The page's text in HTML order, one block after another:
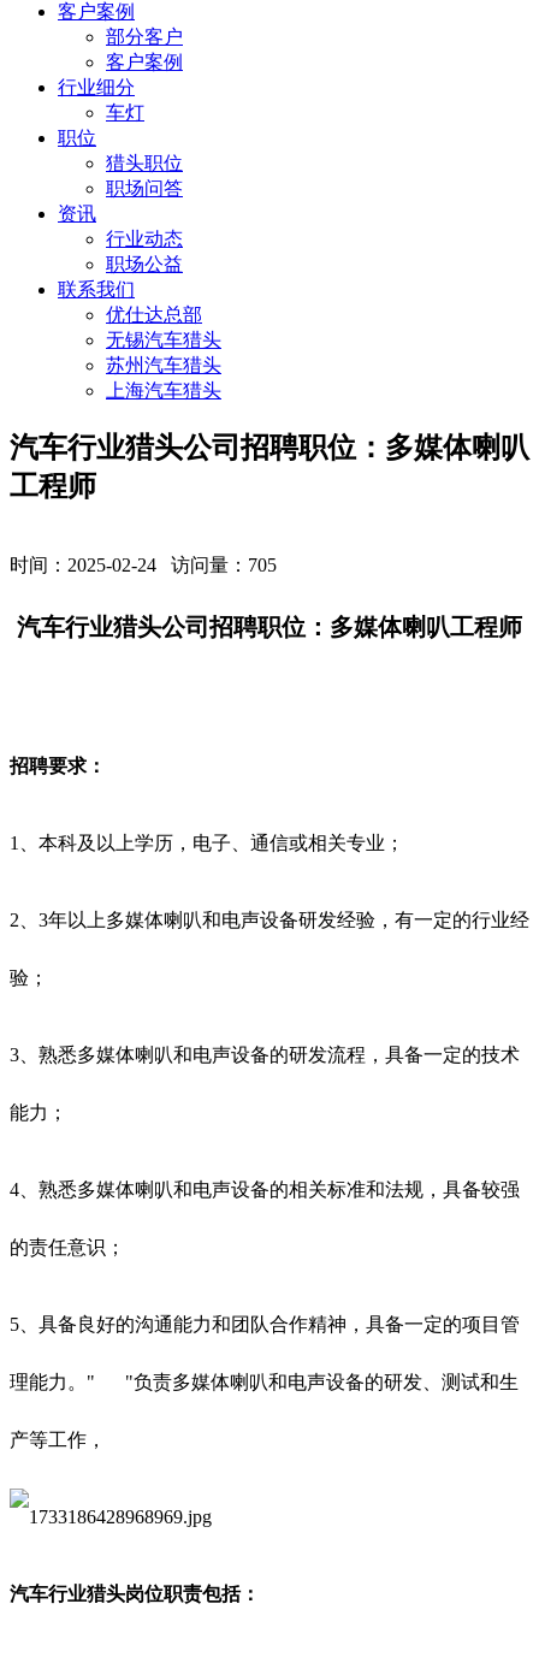
客户案例
部分客户
客户案例
行业细分
车灯
职位
猎头职位
职场问答
资讯
行业动态
职场公益
联系我们
优仕达总部
无锡汽车猎头
苏州汽车猎头
上海汽车猎头
汽车行业猎头公司招聘职位：多媒体喇叭
工程师
时间：2025-02-24 访问量： 705
汽车行业猎头公司招聘职位：多媒体喇叭工程师
招聘要求：
1、本科及以上学历，电子、通信或相关专业；
2、3年以上多媒体喇叭和电声设备研发经验，有一定的行业经
验；
3、熟悉多媒体喇叭和电声设备的研发流程，具备一定的技术
能力；
4、熟悉多媒体喇叭和电声设备的相关标准和法规，具备较强
的责任意识；
5、具备良好的沟通能力和团队合作精神，具备一定的项目管
理能力。" "负责多媒体喇叭和电声设备的研发、测试和生
产等工作，
汽车行业猎头岗位职责包括：